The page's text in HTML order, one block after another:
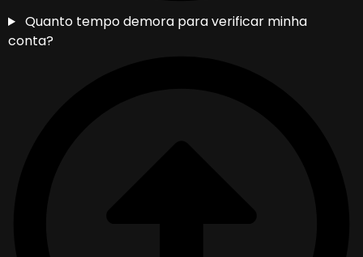
Quanto tempo demora para verificar minha
conta?